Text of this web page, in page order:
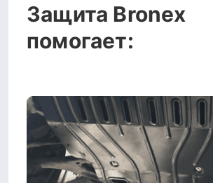
Защита Bronex
помогает: